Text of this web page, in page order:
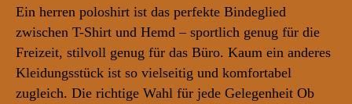
Ein herren poloshirt ist das perfekte Bindeglied
zwischen T-Shirt und Hemd – sportlich genug für die
Freizeit, stilvoll genug für das Büro. Kaum ein anderes
Kleidungsstück ist so vielseitig und komfortabel
zugleich. Die richtige Wahl für jede Gelegenheit Ob